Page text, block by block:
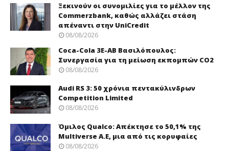
Ξεκινούν οι συνομιλίες για το μέλλον της
Commerzbank, καθώς αλλάζει στάση
απέναντι στην UniCredit
08/08/2026
Coca-Cola 3Ε-ΑΒ Βασιλόπουλος:
Συνεργασία για τη μείωση εκπομπών CO2
08/08/2026
Audi RS 3: 50 χρόνια πεντακύλινδρων
Competition Limited
08/08/2026
Όμιλος Qualco: Απέκτησε το 50,1% της
Multiverse A.E, μια από τις κορυφαίες
08/08/2026